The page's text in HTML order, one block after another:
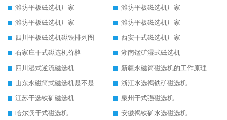
潍坊平板磁选机厂家
潍坊平板磁选机厂家
潍坊平板磁选机厂家
潍坊平板磁选机厂家
四川平板磁选机磁铁排列图
西安干式磁选机厂家
石家庄干式磁选机价格
湖南锰矿湿式磁选机
四川湿式逆流磁选机
新疆永磁筒磁选机的工作原理
山东永磁筒式磁选机是不是强磁
浙江水选褐铁矿磁选机
江苏干选铁矿磁选机
泉州干式强磁选机
哈尔滨干式磁选机
安徽褐铁矿水选磁选机